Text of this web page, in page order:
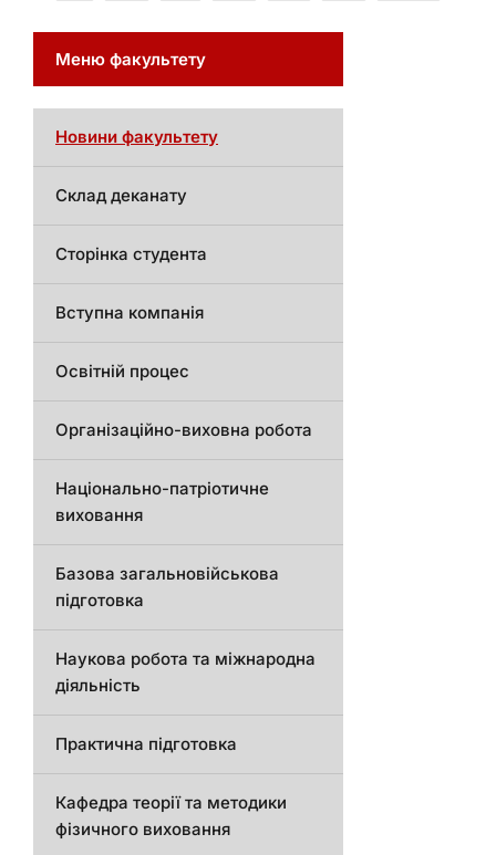
Меню факультету
Новини факультету
Склад деканату
Сторінка студента
Вступна компанія
Освітній процес
Організаційно-виховна робота
Національно-патріотичне
виховання
Базова загальновійськова
підготовка
Наукова робота та міжнародна
діяльність
Практична підготовка
Кафедра теорії та методики
фізичного виховання